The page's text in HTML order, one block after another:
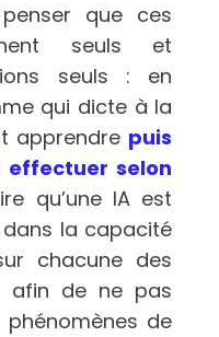
que ces
seuls et
seuls : en
qui dicte à la
apprendre puis
effectuer selon
qu’une IA est
dans la capacité
chacune des
afin de ne pas
phénomènes de